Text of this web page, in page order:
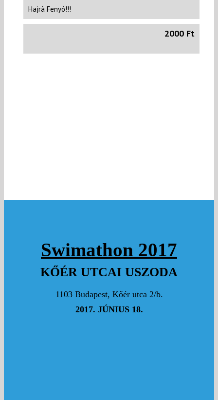
Hajrà Fenyó!!!
2000 Ft
Szép úszás!
FARKAS ISTVAN 5000 Ft
HARGITA NÁNDOR
Swimathon 2017
KŐÉR UTCAI USZODA
1103 Budapest, Kőér utca 2/b.
2017. JÚNIUS 18.